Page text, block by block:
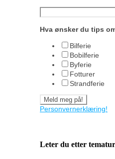
Hva ønsker du tips
Bilferie
Bobilferie
Byferie
Fotturer
Strandferie
Personvernerklæring!
Leter du etter